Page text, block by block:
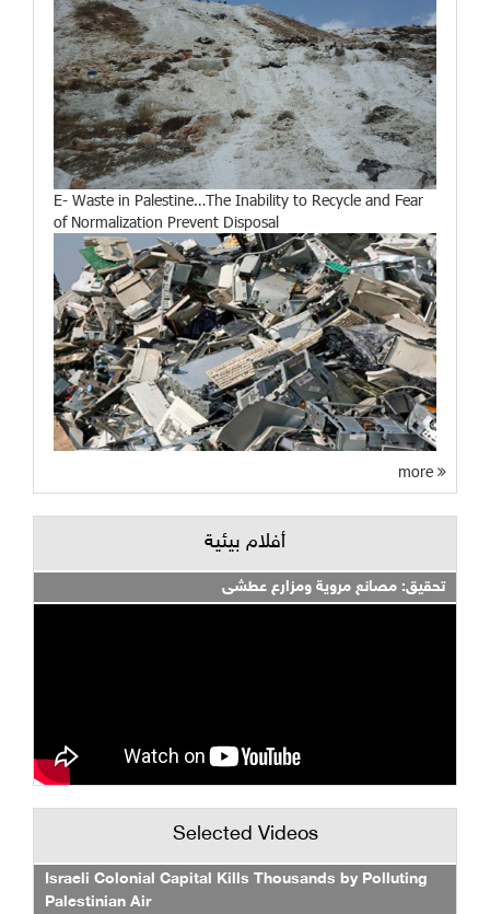
E- Waste in Palestine…The Inability to Recycle and Fear
of Normalization Prevent Disposal
أفلام بيئية
تحقيق: مصانع مروية ومزارع عطشى
Selected Videos
Israeli Colonial Capital Kills Thousands by Polluting
Palestinian Air